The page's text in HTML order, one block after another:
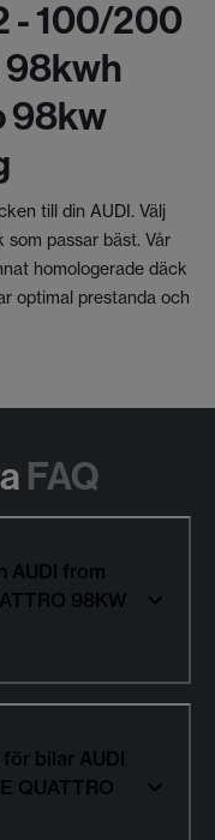
- 100/200
98kwh
98kw
till din AUDI. Välj
passar bäst. Vår
homologerade däck
optimal prestanda och
FAQ
AUDI from
98KW
bilar AUDI
QUATTRO